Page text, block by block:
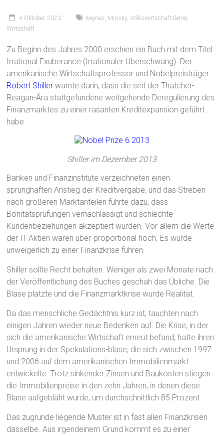
4 Oktober, 2023 Keynes, Minsky,Volkswirtschaftslehre,
Wirtschaft
Zu Beginn des Jahres 2000 erschien ein Buch mit dem Titel
Irrational Exuberance (Irrationaler Überschwang). Der
amerikanische Wirtschaftsprofessor und Nobelpreisträger
Robert Shiller warnte darin, dass die seit der Thatcher-
Reagan-Ära stattgefundene weitgehende Deregulierung des
Finanzmarktes zu einer rasanten Kreditexpansion geführt
habe.
Shiller im Dezember 2013
Banken und Finanzinstitute verzeichneten einen
sprunghaften Anstieg der Kreditvergabe, und das Streben
nach größeren Marktanteilen führte dazu, dass
Bonitätsprüfungen vernachlässigt und schlechte
Kundenbeziehungen akzeptiert wurden. Vor allem die Werte
der IT-Aktien waren über-proportional hoch. Es würde
unweigerlich zu einer Finanzkrise führen.
Shiller sollte Recht behalten. Weniger als zwei Monate nach
der Veröffentlichung des Buches geschah das Übliche. Die
Blase platzte und die Finanzmarktkrise wurde Realität.
Da das menschliche Gedächtnis kurz ist, tauchten nach
einigen Jahren wieder neue Bedenken auf. Die Krise, in der
sich die amerikanische Wirtschaft erneut befand, hatte ihren
Ursprung in der Spekulations-blase, die sich zwischen 1997
und 2006 auf dem amerikanischen Immobilienmarkt
entwickelte. Trotz sinkender Zinsen und Baukosten stiegen
die Immobilienpreise in den zehn Jahren, in denen diese
Blase aufgebläht wurde, um durchschnittlich 85 Prozent.
Das zugrunde liegende Muster ist in fast allen Finanzkrisen
dasselbe. Aus irgendeinem Grund kommt es zu einer